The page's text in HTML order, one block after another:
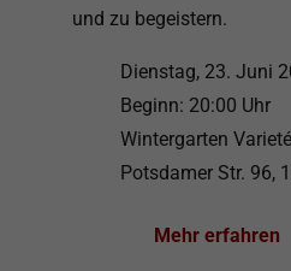
und zu begeistern.
Dienstag, 23. Juni
Beginn: 20:00 Uhr
Wintergarten Varieté
Potsdamer Str. 96,
Mehr erfahren